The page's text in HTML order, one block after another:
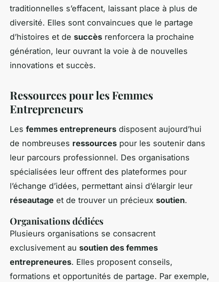
traditionnelles s’effacent, laissant place à plus de
diversité. Elles sont convaincues que le partage
d’histoires et de succès renforcera la prochaine
génération, leur ouvrant la voie à de nouvelles
innovations et succès.
Ressources pour les Femmes
Entrepreneurs
Les femmes entrepreneurs disposent aujourd’hui
de nombreuses ressources pour les soutenir dans
leur parcours professionnel. Des organisations
spécialisées leur offrent des plateformes pour
l’échange d’idées, permettant ainsi d’élargir leur
réseautage et de trouver un précieux soutien.
Organisations dédiées
Plusieurs organisations se consacrent
exclusivement au soutien des femmes
entrepreneures. Elles proposent conseils,
formations et opportunités de partage. Par exemple,